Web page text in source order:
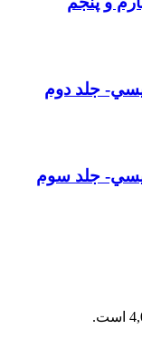
جلد دوم
جلد سوم